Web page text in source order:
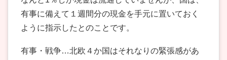
有事に備えて１週間分の現金を手元に置いておく
ように指示したとのことです。
有事・戦争…北欧４か国はそれなりの緊張感があ